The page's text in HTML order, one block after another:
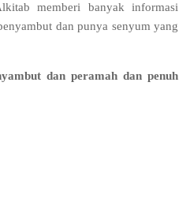
memberi banyak informasi
dan punya senyum yang
dan peramah dan penuh